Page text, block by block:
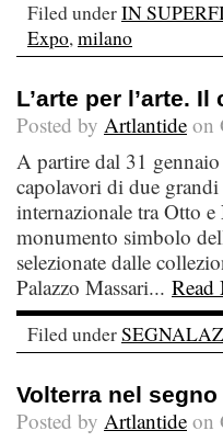
Filed underIN
Expo,milano
L’arte per l’arte.
Posted by Artlantide on
A partire dal 31
capolavori di due
internazionale tra Otto
monumento simbolo
selezionate dalle
Palazzo Massari... Read
Filed under
Volterra nel segno
Posted by Artlantide on